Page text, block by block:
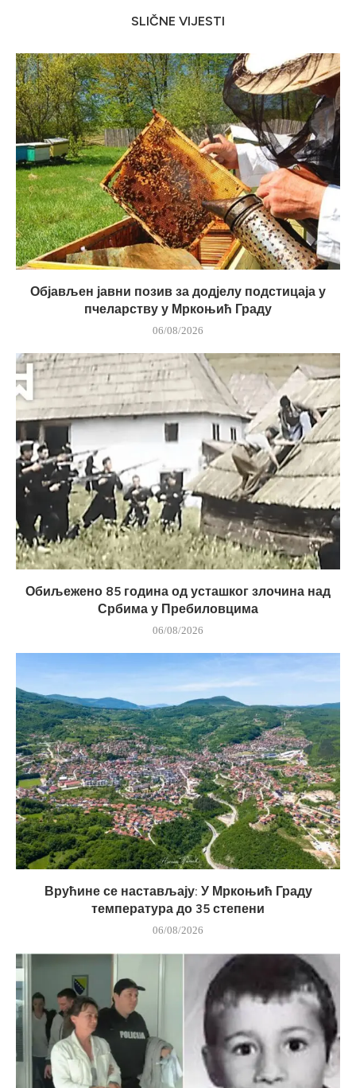
SLIČNE VIJESTI
Објављен јавни позив за додјелу подстицаја у
пчеларству у Мркоњић Граду
06/08/2026
Обиљежено 85 година од усташког злочина над
Србима у Пребиловцима
06/08/2026
Врућине се настављају: У Мркоњић Граду
температура до 35 степени
06/08/2026